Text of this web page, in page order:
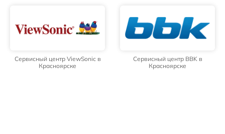
Сервисный центр ViewSonic в
Красноярске
Сервисный центр BBK в
Красноярске